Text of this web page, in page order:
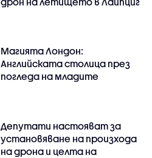
Магията Лондон:
Английската столица през
погледа на младите
Депутати настояват за
установяване на произхода
на дрона и целта на